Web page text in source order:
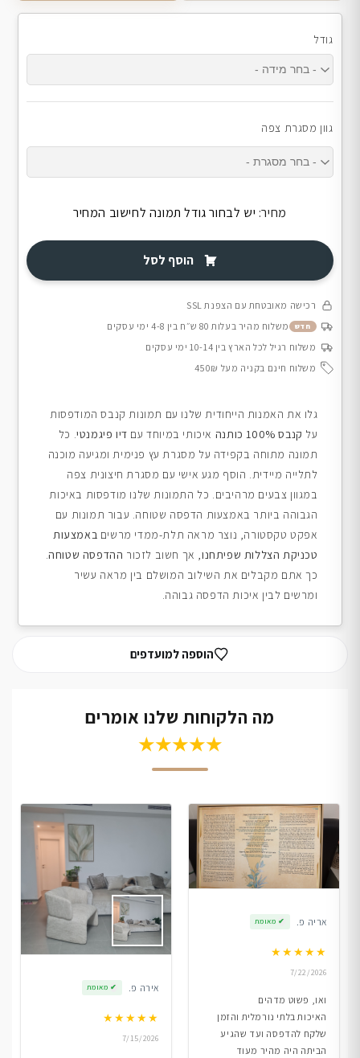
גודל
גוון מסגרת צפה
מחיר: יש לבחור גודל תמונה לחישוב המחיר
הוסף לסל
רכישה מאובטחת עם הצפנת SSL
חדש
משלוח מהיר בעלות 80 ש״ח בין 4-8 ימי עסקים
משלוח רגיל לכל הארץ בין 10-14 ימי עסקים
משלוח חינם בקניה מעל 450₪
גלו את האמנות הייחודית שלנו עם תמונות קנבס המודפסות
על קנבס 100% כותנה איכותי במיוחד עם דיו פיגמנטי. כל
תמונה מתוחה בקפידה על מסגרת עץ פנימית ומגיעה מוכנה
לתלייה מיידית. הוסף מגע אישי עם מסגרת חיצונית צפה
במגוון צבעים מרהיבים. כל התמונות שלנו מודפסות באיכות
הגבוהה ביותר באמצעות הדפסה שטוחה. עבור תמונות עם
אפקט טקסטורה, נוצר מראה תלת-ממדי מרשים באמצעות
טכניקת הצללות שפיתחנו, אך חשוב לזכור ההדפסה שטוחה.
כך אתם מקבלים את השילוב המושלם בין מראה עשיר
ומרשים לבין איכות הדפסה גבוהה.
הוספה למועדפים
מה הלקוחות שלנו אומרים
★★★★★
אריה פ. ✔ מאומת
★★★★★
7/22/2026
ואו, פשוט מדהים
האיכות בלתי נורמלית והזמן
שלקח להדפסה ועד שהגיע
הביתה היה מהיר מעוד
אירה פ. ✔ מאומת
★★★★★
7/15/2026